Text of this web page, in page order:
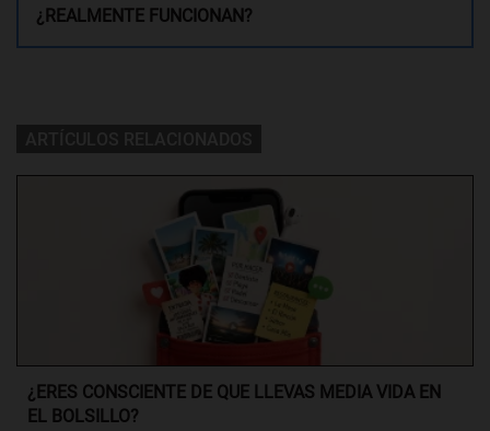
¿REALMENTE FUNCIONAN?
¿ERES CONSCIENTE DE QUE LLEVAS MEDIA VIDA EN
EL BOLSILLO?